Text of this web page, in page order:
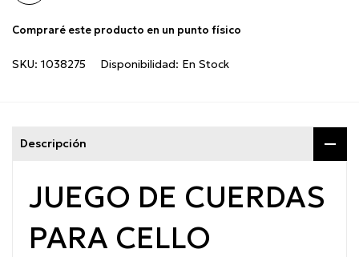
Compraré este producto en un punto físico
SKU: 1038275 Disponibilidad: En Stock
Descripción
JUEGO DE CUERDAS
PARA CELLO